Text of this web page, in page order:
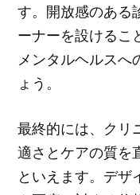
す。開放感のある
ーナーを設けるこ
メンタルヘルスへ
ょう。
最終的には、クリ
適さとケアの質を
といえます。デザ